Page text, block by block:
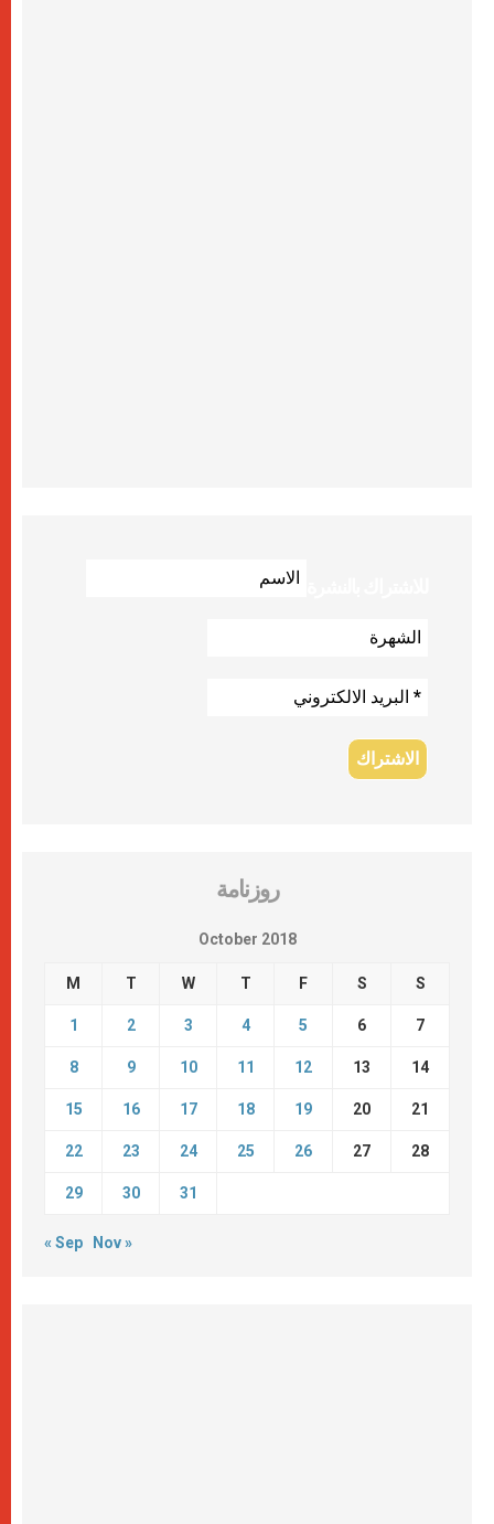
روزنامة
October 2018
M T W T F S S
1 2 3 4 5 6 7
8 9 10 11 12 13 14
15 16 17 18 19 20 21
22 23 24 25 26 27 28
29 30 31
« Sep Nov »